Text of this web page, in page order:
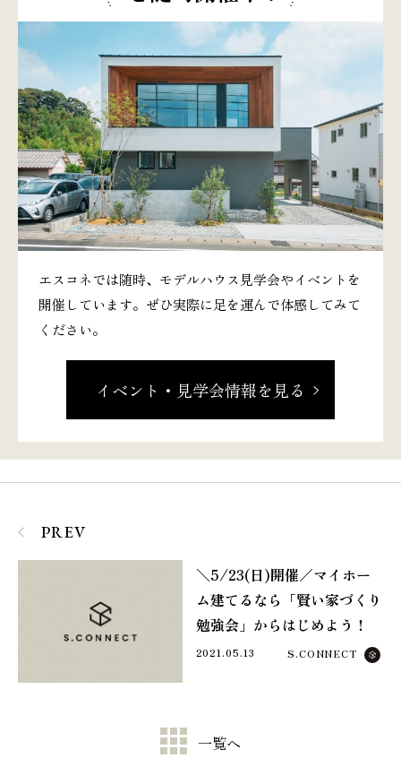
エスコネでは随時、モデルハウス見学会やイベントを
開催しています。ぜひ実際に足を運んで体感してみて
ください。
イベント・見学会情報を見る
PREV
＼5/23(日)開催／マイホー
ム建てるなら「賢い家づくり
勉強会」からはじめよう！
2021.05.13 S.CONNECT
一覧へ